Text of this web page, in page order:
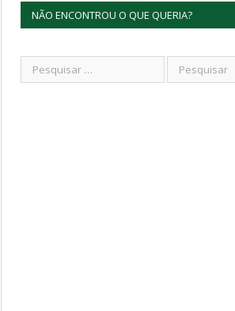
NÃO ENCONTROU O QUE QUERIA?